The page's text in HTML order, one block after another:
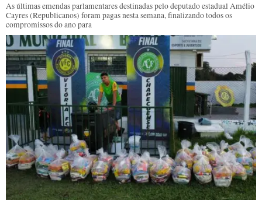
As últimas emendas parlamentares destinadas pelo deputado estadual Amélio
Cayres (Republicanos) foram pagas nesta semana, finalizando todos os
compromissos do ano para